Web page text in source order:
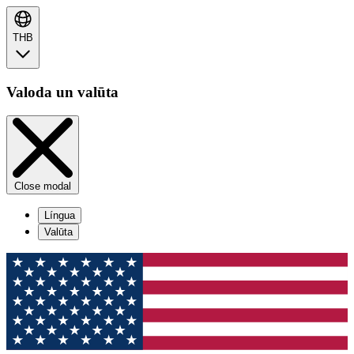
THB
Valoda un valūta
Close modal
Língua
Valūta